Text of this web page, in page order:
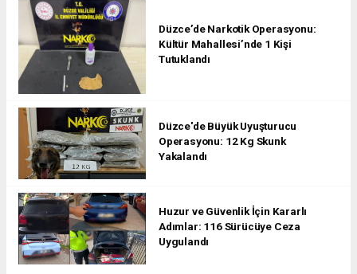
Düzce’de Narkotik Operasyonu:
Kültür Mahallesi’nde 1 Kişi
Tutuklandı
Düzce'de Büyük Uyuşturucu
Operasyonu: 12 Kg Skunk
Yakalandı
Huzur ve Güvenlik İçin Kararlı
Adımlar: 116 Sürücüye Ceza
Uygulandı